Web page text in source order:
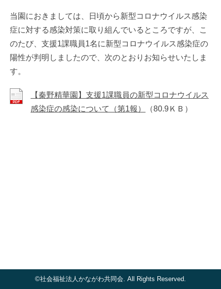
当園におきましては、日頃から新型コロナウイルス感染
症に対する感染対策に取り組んでいるところですが、こ
のたび、支援1課職員1名に新型コロナウイルス感染症の
陽性が判明しましたので、次のとおりお知らせいたしま
す。
【秦野精華園】支援1課職員の新型コロナウイルス
感染症の感染について（第1報）
（80.9ＫＢ）
©社会福祉法人かながわ共同会. All Rights Reserved.